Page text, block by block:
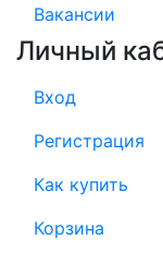
Вакансии
Личный
Вход
Регистрация
Как купить
Корзина